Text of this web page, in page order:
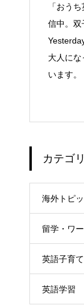
「おう
信中。双
大人に
います。
カテゴ
海外トピ
留学・ワ
英語子育て
英語学習